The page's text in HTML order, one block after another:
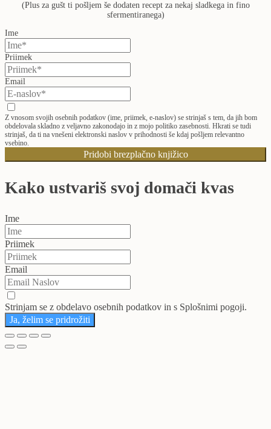
(Plus za gušt ti pošljem še dodaten recept za nekaj sladkega in fino
sfermentiranega)
Ime
Priimek
Email
Z vnosom svojih osebnih podatkov (ime, priimek, e-naslov) se strinjaš s tem, da jih bom
obdelovala skladno z veljavno zakonodajo in z mojo politiko zasebnosti. Hkrati se tudi
strinjaš, da ti na vnešeni elektronski naslov v prihodnosti še kdaj pošljem relevantno
vsebino.
Pridobi brezplačno knjižico
Kako ustvariš svoj domači kvas
Ime
Priimek
Email
Strinjam se z obdelavo osebnih podatkov in s Splošnimi pogoji.
Ja, želim se pridrožiti